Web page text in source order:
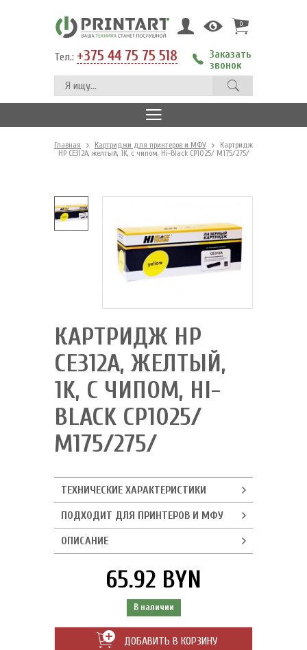
0
Тел.: +375 44 75 75 518
Заказать
звонок
Главная Картриджи для принтеров и МФУ
Картридж
HP CE312A, желтый, 1K, с чипом, Hi-Black CP1025/ M175/275/
КАРТРИДЖ HP
CE312A, ЖЕЛТЫЙ,
1K, С ЧИПОМ, HI-
BLACK CP1025/
M175/275/
ТЕХНИЧЕСКИЕ ХАРАКТЕРИСТИКИ
ПОДХОДИТ ДЛЯ ПРИНТЕРОВ И МФУ
ОПИСАНИЕ
65.92 BYN
В наличии
ДОБАВИТЬ В КОРЗИНУ